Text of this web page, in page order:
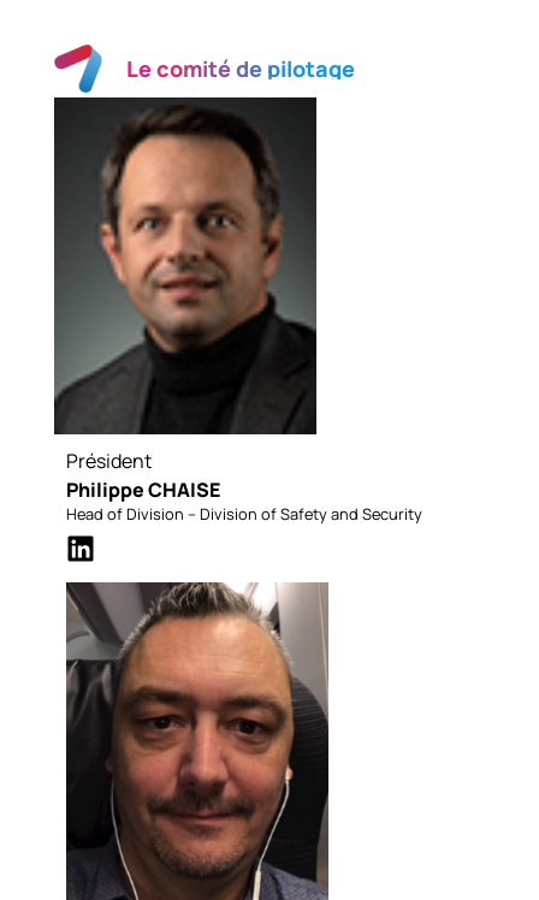
Le comité de pilotage
Président
Philippe CHAISE
Head of Division – Division of Safety and Security